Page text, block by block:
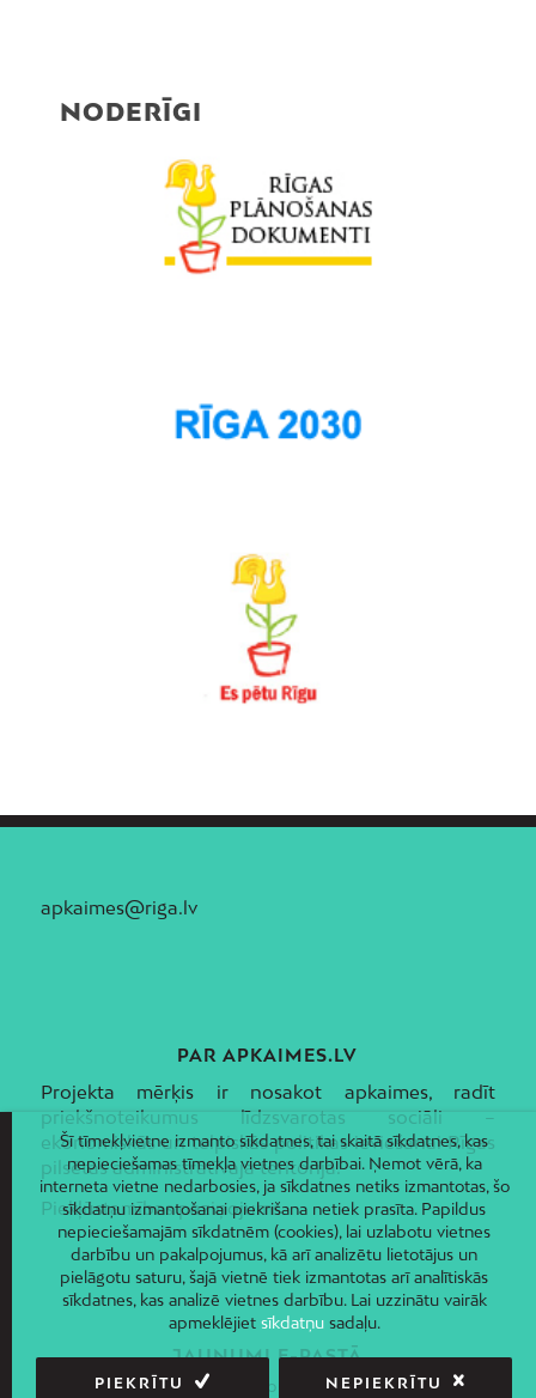
Sarkandaugava
NODERĪGI
apkaimes@riga.lv
PAR APKAIMES.LV
Projekta mērķis ir nosakot apkaimes, radīt
priekšnoteikumus līdzsvarotas sociāli –
ekonomiskās un telpiskās politikas ieviešanai Rīgas
pilsētas administratīvajā teritorijā.
Piekļūstamības paziņojums
JAUNUMI E-PASTĀ
Piesakies un saņem jaunāko informāciju savā e-pastā!
Šī tīmekļvietne izmanto sīkdatnes, tai skaitā sīkdatnes, kas
nepieciešamas tīmekļa vietnes darbībai. Ņemot vērā, ka
interneta vietne nedarbosies, ja sīkdatnes netiks izmantotas, šo
sīkdatņu izmantošanai piekrišana netiek prasīta. Papildus
nepieciešamajām sīkdatnēm (cookies), lai uzlabotu vietnes
darbību un pakalpojumus, kā arī analizētu lietotājus un
pielāgotu saturu, šajā vietnē tiek izmantotas arī analītiskās
sīkdatnes, kas analizē vietnes darbību. Lai uzzinātu vairāk
apmeklējiet sīkdatņusadaļu.
PIEKRĪTU NEPIEKRĪTU